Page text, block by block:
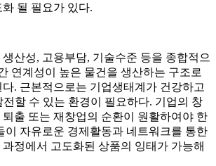
될 필요가 있다.
산성, 고용부담, 기술수준 등을 종합적으
연계성이 높은 물건을 생산하는 구조로
. 근본적으로는 기업생태계가 건강하고
전할 수 있는 환경이 필요하다. 기업의 창
출 또는 재창업의 순환이 원활하여야 한
이 자유로운 경제활동과 네트워크를 통한
정에서 고도화된 상품의 잉태가 가능해